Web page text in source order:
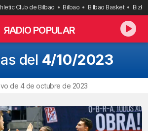
Club de Bilbao Bilbao Bilbao Basket
RADIO POPULAR
del 4/10/2023
de 4 de octubre de 2023